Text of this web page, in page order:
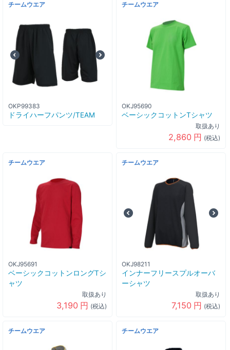
チームウエア
OKP99383
ドライハーフパンツ/TEAM
チームウエア
OKJ95690
ベーシックコットンTシャツ
取扱あり
2,860 円 (税込)
チームウエア
OKJ95691
ベーシックコットンロングTシ
ャツ
取扱あり
3,190 円 (税込)
チームウエア
OKJ98211
インナーフリースプルオーバ
ーシャツ
取扱あり
7,150 円 (税込)
チームウエア チームウエア